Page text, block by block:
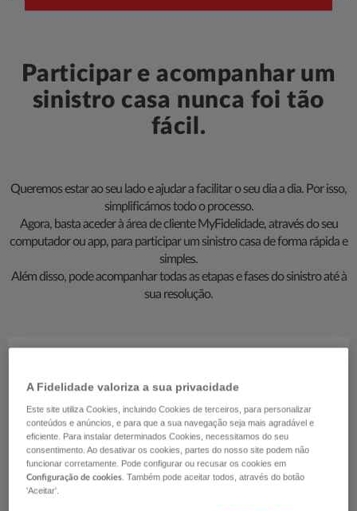
Participar e acompanhar um
sinistro casa nunca foi tão
fácil.​
​Queremos estar ao seu lado e ajudar a facilitar o seu dia a dia. Por isso,
simplificámos todo o processo.
Agora, basta aceder à área de cliente MyFidelidade, através do seu
computador ou app, para participar um sinistro casa de forma rápida e
simples.
Além disso, pode acompanhar todas as etapas e fases do sinistro até à
sua resolução.​​
A Fidelidade valoriza a sua privacidade
Este site utiliza Cookies, incluindo Cookies de terceiros, para personalizar
conteúdos e anúncios, e para que a sua navegação seja mais agradável e
eficiente. Para instalar determinados Cookies, necessitamos do seu
consentimento. Ao desativar os cookies, partes do nosso site podem não
funcionar corretamente. Pode configurar ou recusar os cookies em
Configuração de cookies. Também pode aceitar todos, através do botão
'Aceitar'.